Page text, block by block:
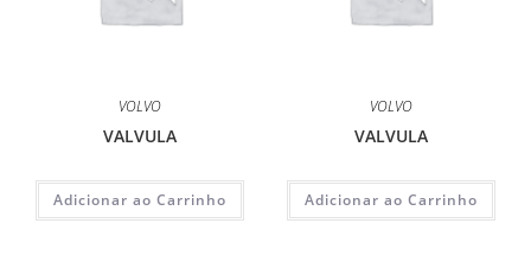
VOLVO
VALVULA
Adicionar ao Carrinho
VOLVO
VALVULA
Adicionar ao Carrinho